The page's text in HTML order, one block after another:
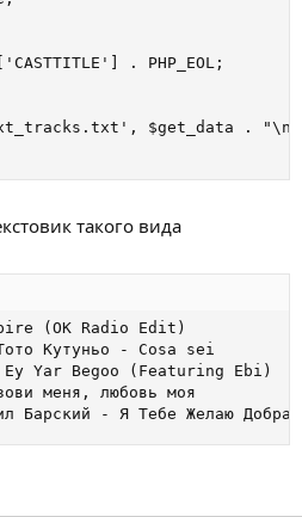
$get_data .
такого вида
(OK Radio Edit)
Кутуньо - Cosa sei
Yar Begoo (Featuring Ebi)
меня, любовь моя
Барский - Я Тебе Желаю Добра